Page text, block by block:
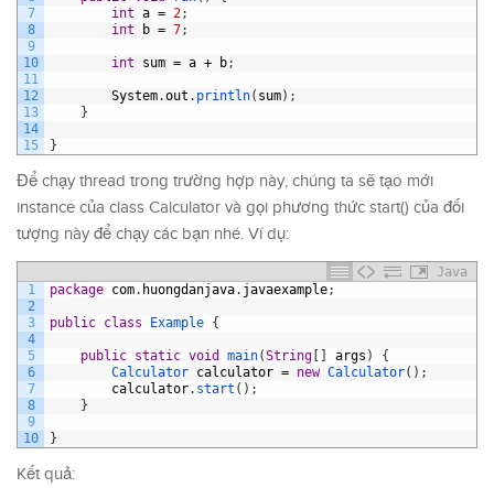
7
8
9
10
11
12
13
14
15
int a = 2;
int
b = 7;
int sum = a + b;
System.out . println( sum) ;
}
}
Để chạy thread trong trường hợp này, chúng ta sẽ tạo mới
instance của class Calculator và gọi phương thức start() của đối
tượng này để chạy các bạn nhé. Ví dụ:
Java
1
2
3
4
5
6
7
8
9
10
package com. huongdanjava. javaexample;
public class Example {
public static void main(String [ ] args )
{
Calculator calculator = new Calculator( ) ;
calculator. start ( ) ;
}
}
Kết quả: